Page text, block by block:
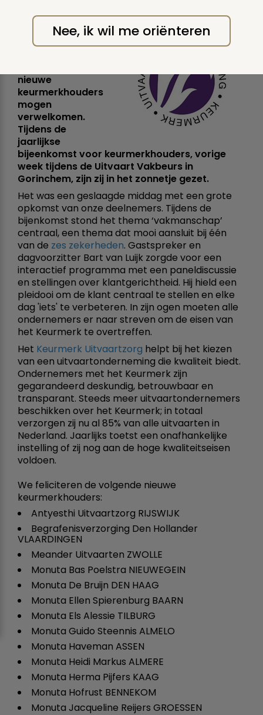
donderdag 6 oktober 2016
Stichting Keurmerk
nieuwe
keurmerkhouders
mogen
verwelkomen.
Tijdens de
jaarlijkse
bijeenkomst voor keurmerkhouders, vorige
week tijdens de Uitvaart Vakbeurs in
Gorinchem, zijn zij in het zonnetje gezet.
Het was een geslaagde middag met een grote
opkomst van onze deelnemers. Tijdens de
bijenkomst stond het thema ‘vakmanschap’
centraal, een thema dat mooi aansluit bij één
van de zes zekerheden. Gastspreker en
dagvoorzitter Bart van Luijk zorgde voor een
interactief programma met een paneldiscussie
en stellingen over klantgerichtheid. Hij hield een
pleidooi om de klant centraal te stellen en elke
dag 'iets' te verbeteren. In zijn ogen moeten alle
ondernemers er naar streven om de eisen van
het Keurmerk te overtreffen.
Het Keurmerk Uitvaartzorg helpt bij het kiezen
van een uitvaartonderneming die kwaliteit biedt.
Ondernemers met het Keurmerk zijn
gegarandeerd deskundig, betrouwbaar en
transparant. Steeds meer uitvaartondernemers
beschikken over het Keurmerk; in totaal
verzorgen zij nu al 85% van alle uitvaarten in
Nederland. Jaarlijks toetst een onafhankelijke
instelling of zij nog aan de hoge kwaliteitseisen
voldoen.
We feliciteren de volgende nieuwe
keurmerkhouders:
Antyesthi Uitvaartzorg RIJSWIJK
Begrafenisverzorging Den Hollander
VLAARDINGEN
Meander Uitvaarten ZWOLLE
Monuta Bas Poelstra NIEUWEGEIN
Monuta De Bruijn DEN HAAG
Monuta Ellen Spierenburg BAARN
Monuta Els Alessie TILBURG
Monuta Guido Steennis ALMELO
Monuta Haveman ASSEN
Monuta Heidi Markus ALMERE
Monuta Herma Pijfers KAAG
Monuta Hofrust BENNEKOM
Monuta Jacqueline Reijers GROESSEN
Nee, ik wil me oriënteren